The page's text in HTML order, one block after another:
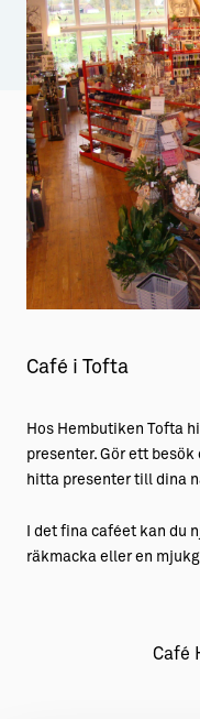
Aktiviteter
Sustainable
Möten &
Gotlands
→ Gutamål
Allt om
→ Hyra
→ Köpa
→ Bygga
Allt om livet
→
→
Barn &
Café i Tofta
Hos Hembutiken Tofta
presenter. Gör ett
hitta presenter till dina
I det fina caféet kan du
räkmacka eller en
Café